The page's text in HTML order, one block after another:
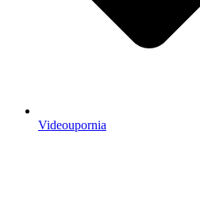
Videoupornia